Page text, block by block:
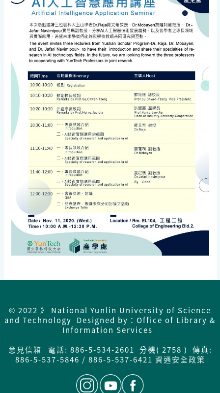
© 2022 》 National Yunlin University of Science
and Technology Designed by：Office of Library &
Information Services
意見信箱
電話: 886-5-534-2601 分機( 2758 ) 傳真:
886-5-537-5846 / 886-5-537-6421 資通安全政策